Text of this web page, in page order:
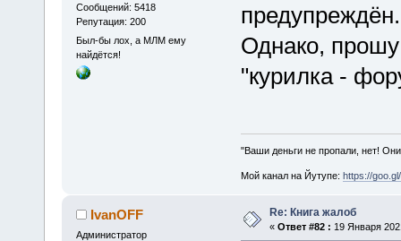
Сообщений: 5418
Репутация: 200
Был-бы лох, а МЛМ ему
найдётся!
предупреждён.
Однако, прошу
"курилка -
"Ваши деньги не пропали, нет!
Мой канал на Йутупе: https://
IvanOFF
Администратор
Re: Книга жалоб
« Ответ #82 : 19 Января